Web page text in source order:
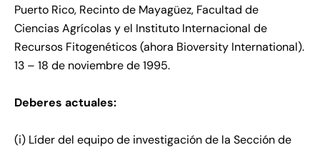
Puerto Rico, Recinto de Mayagüez, Facultad de
Ciencias Agrícolas y el Instituto Internacional de
Recursos Fitogenéticos (ahora Bioversity International).
13 – 18 de noviembre de 1995.
Deberes actuales:
(i) Líder del equipo de investigación de la Sección de